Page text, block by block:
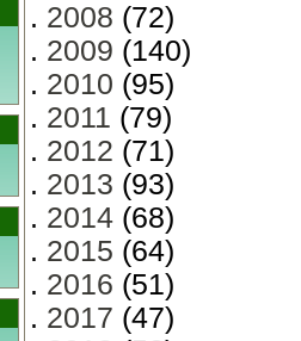
. 2008 (72)
. 2009 (140)
. 2010 (95)
. 2011 (79)
. 2012 (71)
. 2013 (93)
. 2014 (68)
. 2015 (64)
. 2016 (51)
. 2017 (47)